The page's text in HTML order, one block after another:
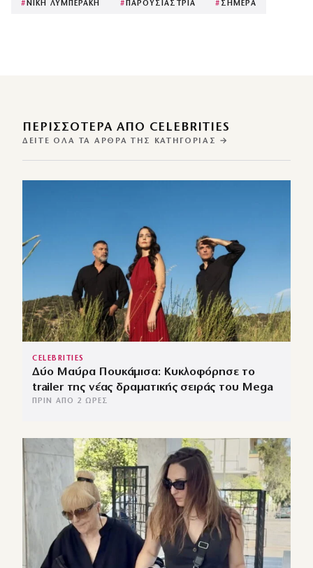
# ΝΙΚΗ ΛΥΜΠΕΡΑΚΗ # ΠΑΡΟΥΣΙΑΣΤΡΙΑ # ΣΗΜΕΡΑ
ΠΕΡΙΣΣΌΤΕΡΑ ΑΠΌ CELEBRITIES
ΔΕΊΤΕ ΌΛΑ ΤΑ ΆΡΘΡΑ ΤΗΣ ΚΑΤΗΓΟΡΊΑΣ →
CELEBRITIES
Δύο Μαύρα Πουκάμισα: Κυκλοφόρησε το
trailer της νέας δραματικής σειράς του Mega
ΠΡΙΝ ΑΠΌ 2 ΏΡΕΣ